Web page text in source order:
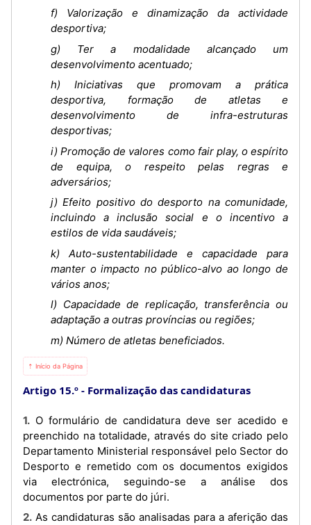
f) Valorização e dinamização da actividade
desportiva;
g) Ter a modalidade alcançado um
desenvolvimento acentuado;
h) Iniciativas que promovam a prática
desportiva, formação de atletas e
desenvolvimento de infra-estruturas
desportivas;
i) Promoção de valores como fair play, o espírito
de equipa, o respeito pelas regras e
adversários;
j) Efeito positivo do desporto na comunidade,
incluindo a inclusão social e o incentivo a
estilos de vida saudáveis;
k) Auto-sustentabilidade e capacidade para
manter o impacto no público-alvo ao longo de
vários anos;
l) Capacidade de replicação, transferência ou
adaptação a outras províncias ou regiões;
m) Número de atletas beneficiados.
⇡ Início da Página
Artigo 15.º Formalização das candidaturas
1. O formulário de candidatura deve ser acedido e
preenchido na totalidade, através do site criado pelo
Departamento Ministerial responsável pelo Sector do
Desporto e remetido com os documentos exigidos
via electrónica, seguindo-se a análise dos
documentos por parte do júri.
2. As candidaturas são analisadas para a aferição das